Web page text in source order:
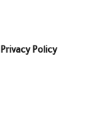
Privacy Policy